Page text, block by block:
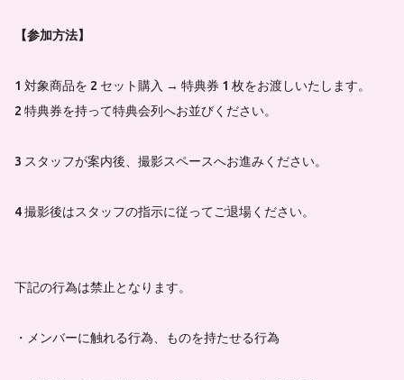
【参加方法】
1 対象商品を 2 セット購入 → 特典券 1 枚をお渡しいたします。
2 特典券を持って特典会列へお並びください。
3 スタッフが案内後、撮影スペースへお進みください。
4 撮影後はスタッフの指示に従ってご退場ください。
下記の行為は禁止となります。
・メンバーに触れる行為、ものを持たせる行為